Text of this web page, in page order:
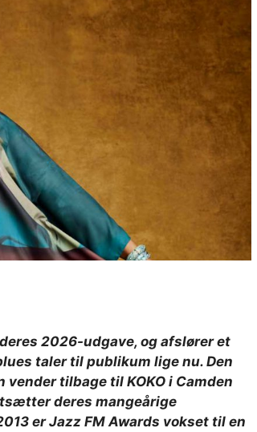
2026-udgave, og afslører et
taler til publikum lige nu. Den
tilbage til KOKO i Camden
deres mangeårige
er Jazz FM Awards vokset til en